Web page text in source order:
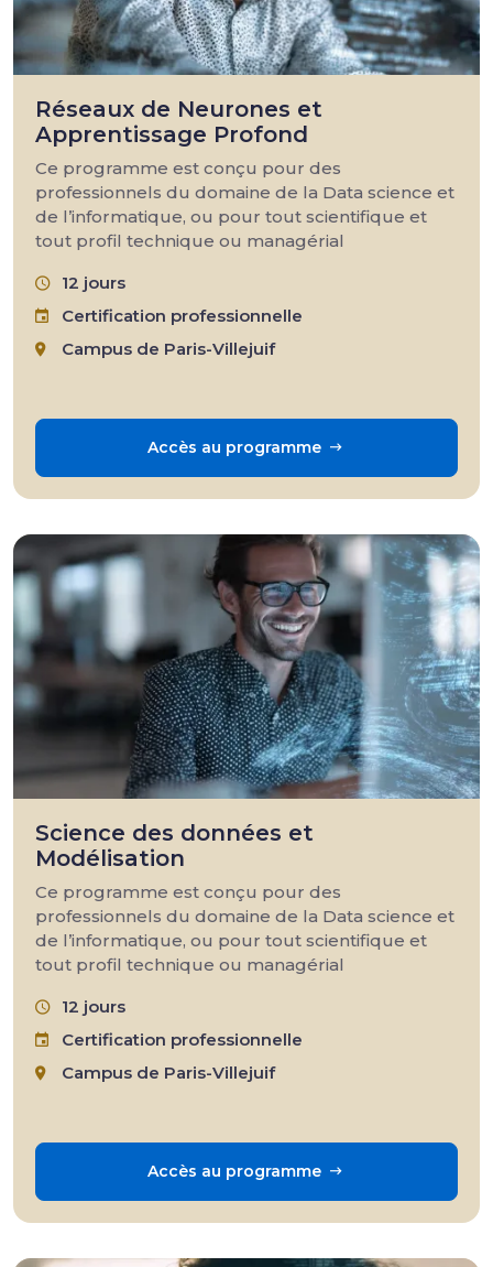
Réseaux de Neurones et
Apprentissage Profond
Ce programme est conçu pour des
professionnels du domaine de la Data science et
de l’informatique, ou pour tout scientifique et
tout profil technique ou managérial
12 jours
Certification professionnelle
Campus de Paris-Villejuif
Accès au programme
Science des données et
Modélisation
Ce programme est conçu pour des
professionnels du domaine de la Data science et
de l’informatique, ou pour tout scientifique et
tout profil technique ou managérial
12 jours
Certification professionnelle
Campus de Paris-Villejuif
Accès au programme